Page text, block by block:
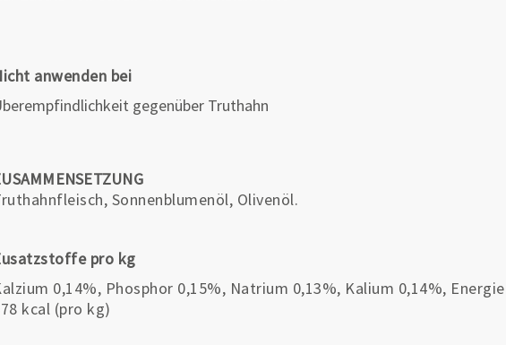
anwenden bei
gegenüber Truthahn
Sonnenblumenöl, Olivenöl.
pro kg
0,14%, Phosphor 0,15%, Natrium 0,13%, Kalium 0,14%,
kcal (pro kg)